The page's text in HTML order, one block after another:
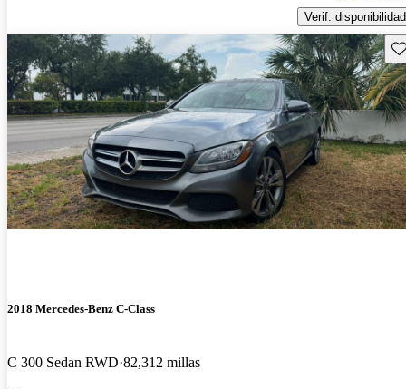
Verif. disponibilidad
2018 Mercedes-Benz C-Class
C 300 Sedan RWD 82,312 millas